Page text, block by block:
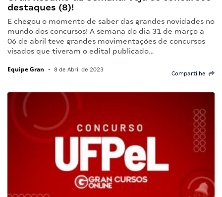
destaques (8)!
E chegou o momento de saber das grandes novidades no
mundo dos concursos! A semana do dia 31 de março a
06 de abril teve grandes movimentações de concursos
visados que tiveram o edital publicado…
Equipe Gran • 8 de Abril de 2023
Compartilhe